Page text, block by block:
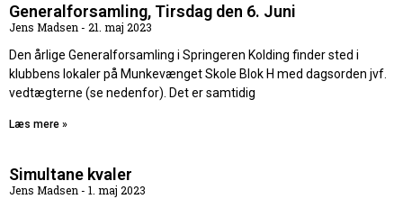
Generalforsamling, Tirsdag den 6. Juni
Jens Madsen
21. maj 2023
Den årlige Generalforsamling i Springeren Kolding finder sted i
klubbens lokaler på Munkevænget Skole Blok H med dagsorden jvf.
vedtægterne (se nedenfor). Det er samtidig
Læs mere »
Simultane kvaler
Jens Madsen
1. maj 2023